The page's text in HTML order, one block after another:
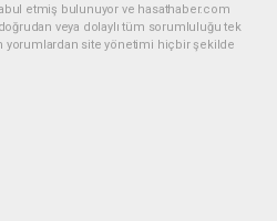
etmiş bulunuyor ve hasathaber.com
veya dolaylı tüm sorumluluğu tek
yorumlardan site yönetimi hiçbir şekilde